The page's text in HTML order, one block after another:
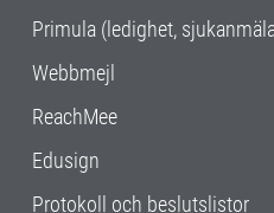
Primula (ledighet,
Webbmejl
ReachMee
Edusign
Protokoll och beslutslistor